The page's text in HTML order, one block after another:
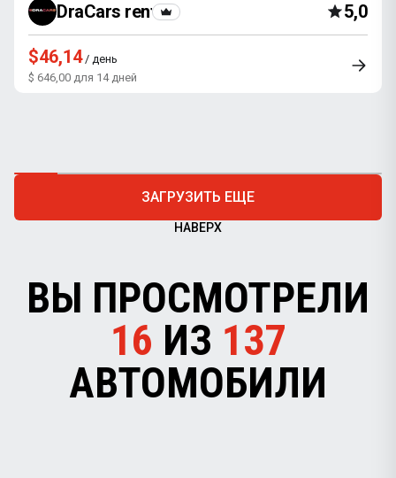
DraCars rental 5,0
$46,14/ день
$ 646,00 для 14 дней
ЗАГРУЗИТЬ ЕЩЕ
НАВЕРХ
ВЫ ПРОСМОТРЕЛИ
16 ИЗ 137
АВТОМОБИЛИ